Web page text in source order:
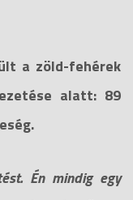
a zöld-fehérek
alatt: 89
Én mindig egy